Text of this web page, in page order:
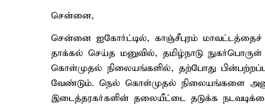
சென்னை,
சென்னை ஐகோர்ட்டில், காஞ்சீபுரம்
தாக்கல் செய்த மனுவில், தமிழ்நாடு
கொள்முதல் நிலையங்களில், தற்போது
வேண்டும். நெல் கொள்முதல் நிலையங்களை
இடைத்தரகர்களின் தலையீட்டை தடுக்க